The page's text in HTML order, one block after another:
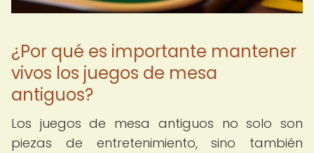
¿Por qué es importante mantener
vivos los juegos de mesa
antiguos?
Los juegos de mesa antiguos no solo son
piezas de entretenimiento, sino también